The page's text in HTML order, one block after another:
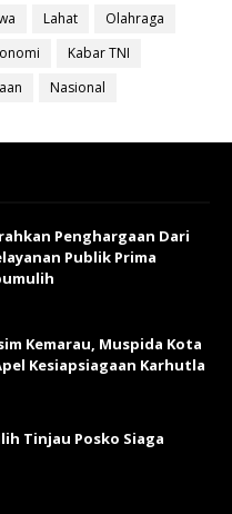
Lahat
Olahraga
Kabar TNI
Nasional
Penghargaan Dari
Publik Prima
Kemarau, Muspida Kota
Kesiapsiagaan Karhutla
Tinjau Posko Siaga